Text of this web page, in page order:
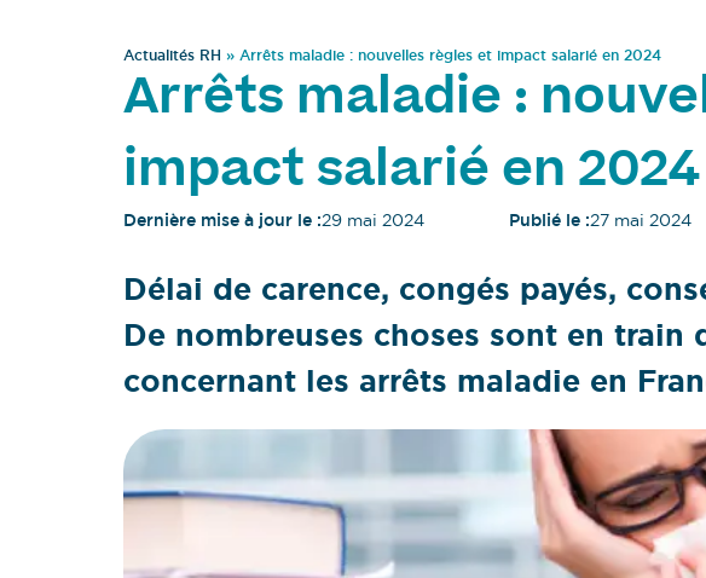
Actualités RH » Arrêts maladie : nouvelles règles et impact salarié en 2024
Arrêts maladie :
impact salarié en 2024
Dernière mise à jour le :29 mai 2024 Publié le :27 mai 2024
Délai de carence, congés payés,
De nombreuses choses sont en train
concernant les arrêts maladie en